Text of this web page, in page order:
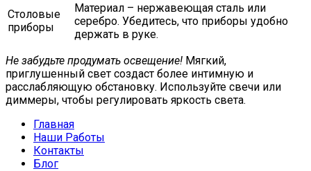
Столовые
приборы
Материал – нержавеющая сталь или
серебро. Убедитесь, что приборы удобно
держать в руке.
Не забудьте продумать освещение! Мягкий,
приглушенный свет создаст более интимную и
расслабляющую обстановку. Используйте свечи или
диммеры, чтобы регулировать яркость света.
Главная
Наши Работы
Контакты
Блог